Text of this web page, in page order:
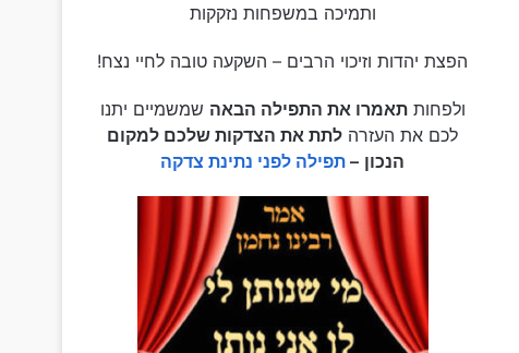
ותמיכה במשפחות נזקקות
הפצת יהדות וזיכוי הרבים – השקעה טובה לחיי נצח!
ולפחותתאמרו את התפילה הבאה שמשמיים יתנו
לכם את העזרה לתת את הצדקות שלכם למקום
הנכון – תפילה לפני נתינת צדקה